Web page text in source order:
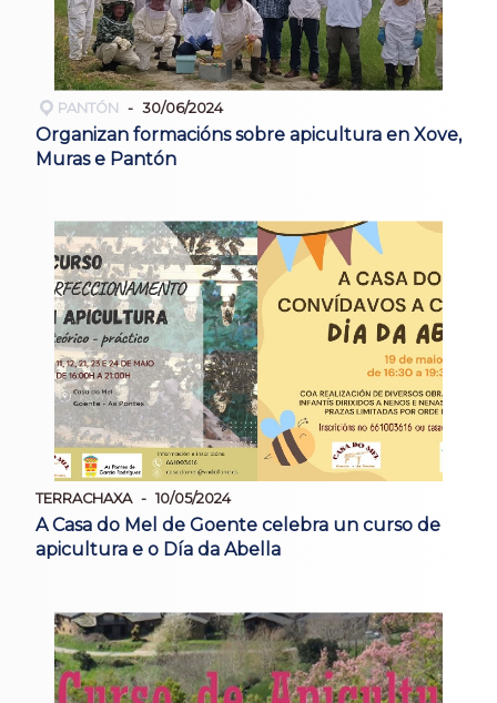
PANTÓN 30/06/2024
Organizan formacións sobre apicultura en Xove,
Muras e Pantón
TERRACHAXA 10/05/2024
A Casa do Mel de Goente celebra un curso de
apicultura e o Día da Abella